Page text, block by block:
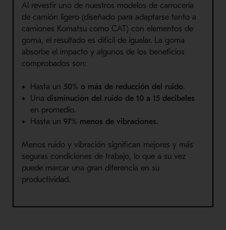
Al revestir uno de nuestros modelos de carrocería
de camión ligero (diseñado para adaptarse tanto a
camiones Komatsu como CAT) con elementos de
goma, el resultado es difícil de igualar. La goma
absorbe el impacto y algunos de los beneficios
comprobados son:
Hasta un 50% o más de reducción del ruido.
Una disminución del ruido de 10 a 15 decibeles
en promedio.
Hasta un 97% menos de vibraciones.
Menos ruido y vibración significan mejores y más
seguras condiciones de trabajo, lo que a su vez
puede marcar una gran diferencia en su
productividad.